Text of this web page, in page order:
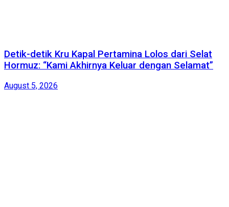
Detik-detik Kru Kapal Pertamina Lolos dari Selat
Hormuz: “Kami Akhirnya Keluar dengan Selamat”
August 5, 2026